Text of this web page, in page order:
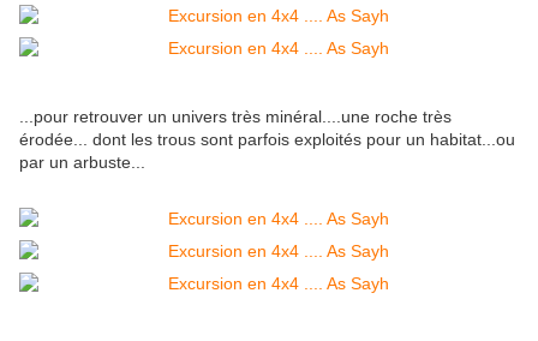
...pour retrouver un univers très minéral....une roche très
érodée... dont les trous sont parfois exploités pour un habitat...ou
par un arbuste...